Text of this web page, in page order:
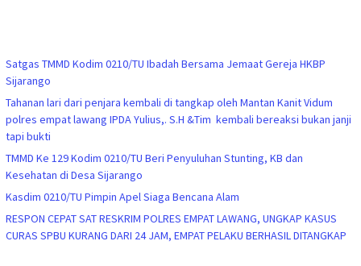
Satgas TMMD Kodim 0210/TU Ibadah Bersama Jemaat Gereja HKBP
Sijarango
Tahanan lari dari penjara kembali di tangkap oleh Mantan Kanit Vidum
polres empat lawang IPDA Yulius,. S.H &Tim kembali bereaksi bukan janji
tapi bukti
TMMD Ke 129 Kodim 0210/TU Beri Penyuluhan Stunting, KB dan
Kesehatan di Desa Sijarango
Kasdim 0210/TU Pimpin Apel Siaga Bencana Alam
RESPON CEPAT SAT RESKRIM POLRES EMPAT LAWANG, UNGKAP KASUS
CURAS SPBU KURANG DARI 24 JAM, EMPAT PELAKU BERHASIL DITANGKAP